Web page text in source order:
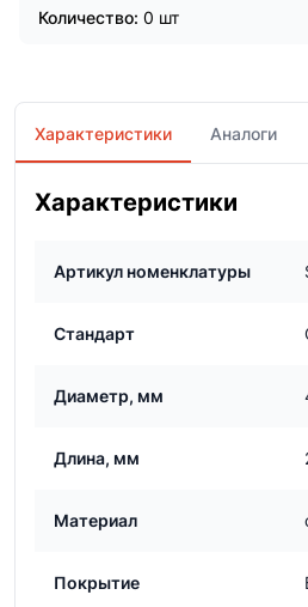
Количество: 0 шт
Характеристики Аналоги
Характеристики
Артикул номенклатуры
Стандарт
Диаметр, мм
Длина, мм
Материал
Покрытие